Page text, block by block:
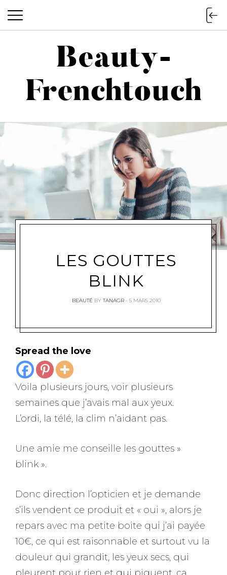
Beauty-Frenchtouch
Beauty-
Frenchtouch
LES GOUTTES
BLINK
BEAUTÉ BY TANAGR 5 MARS 2010
Spread the love
Voila plusieurs jours, voir plusieurs
semaines que j’avais mal aux yeux.
L’ordi, la télé, la clim n’aidant pas.
Une amie me conseille les gouttes »
blink ».
Donc direction l’opticien et je demande
s’ils vendent ce produit et « oui », alors je
repars avec ma petite boite qui j’ai payée
10€, ce qui est raisonnable et surtout vu la
douleur qui grandit, les yeux secs, qui